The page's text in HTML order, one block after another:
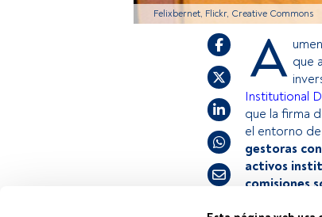
Felixbernet, Flickr, Creative Commons
A que
Institutional
que la firma
el entorno
gestoras
activos
comisiones